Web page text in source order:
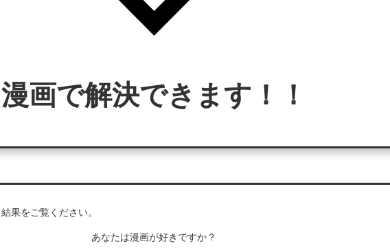
漫画で解決できます！！
果をご覧ください。
あなたは漫画が好きですか？